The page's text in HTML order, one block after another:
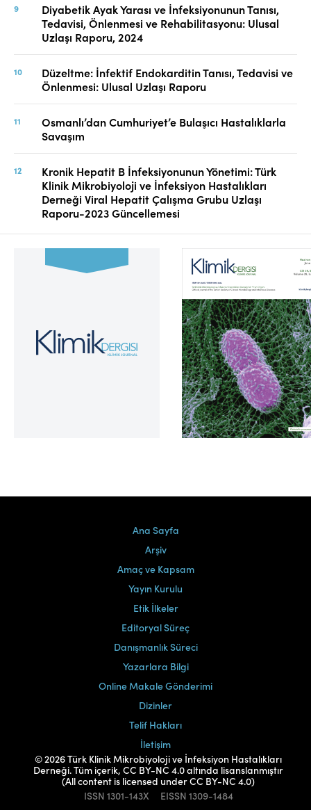
Diyabetik Ayak Yarası ve İnfeksiyonunun Tanısı,
Tedavisi, Önlenmesi ve Rehabilitasyonu: Ulusal
Uzlaşı Raporu, 2024
Düzeltme: İnfektif Endokarditin Tanısı, Tedavisi ve
Önlenmesi: Ulusal Uzlaşı Raporu
Osmanlı’dan Cumhuriyet’e Bulaşıcı Hastalıklarla
Savaşım
Kronik Hepatit B İnfeksiyonunun Yönetimi: Türk
Klinik Mikrobiyoloji ve İnfeksiyon Hastalıkları
Derneği Viral Hepatit Çalışma Grubu Uzlaşı
Raporu-2023 Güncellemesi
Cilt 39, Sayı 2
Ana Sayfa
Arşiv
Amaç ve Kapsam
Yayın Kurulu
Etik İlkeler
Editoryal Süreç
Danışmanlık Süreci
Yazarlara Bilgi
Online Makale Gönderimi
Dizinler
Telif Hakları
İletişim
© 2026 Türk Klinik Mikrobiyoloji ve İnfeksiyon Hastalıkları
Derneği. Tüm içerik, CC BY-NC 4.0 altında lisanslanmıştır
(All content is licensed under CC BY-NC 4.0)
ISSN 1301-143X EISSN 1309-1484